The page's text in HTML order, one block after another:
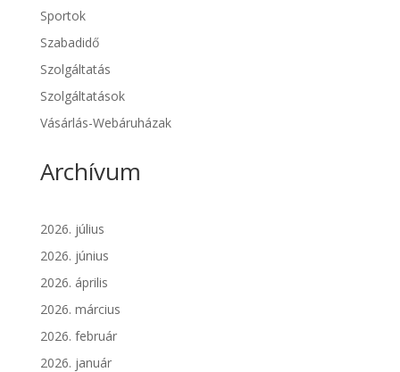
Sportok
Szabadidő
Szolgáltatás
Szolgáltatások
Vásárlás-Webáruházak
Archívum
2026. július
2026. június
2026. április
2026. március
2026. február
2026. január